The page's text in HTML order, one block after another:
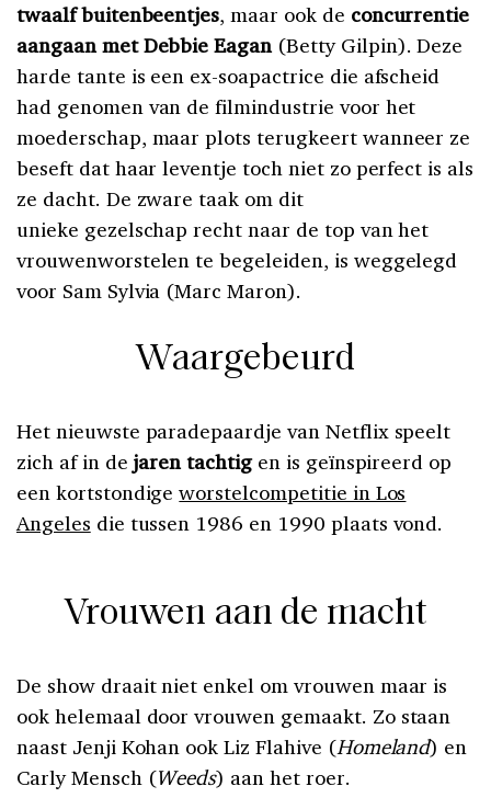
twaalf buitenbeentjes, maar ook de concurrentie
aangaan met Debbie Eagan (Betty Gilpin). Deze
harde tante is een ex-soapactrice die afscheid
had genomen van de filmindustrie voor het
moederschap, maar plots terugkeert wanneer ze
beseft dat haar leventje toch niet zo perfect is als
ze dacht. De zware taak om dit
unieke gezelschap recht naar de top van het
vrouwenworstelen te begeleiden, is weggelegd
voor Sam Sylvia (Marc Maron).
Waargebeurd
Het nieuwste paradepaardje van Netflix speelt
zich af in de jaren tachtigen is geïnspireerd op
een kortstondigeworstelcompetitie in Los
Angeles die tussen 1986 en 1990 plaats vond.
Vrouwen aan de macht
De show draait niet enkel om vrouwen maar is
ook helemaal door vrouwen gemaakt. Zo staan
naast Jenji Kohan ook Liz Flahive (Homeland) en
Carly Mensch (Weeds) aan het roer.